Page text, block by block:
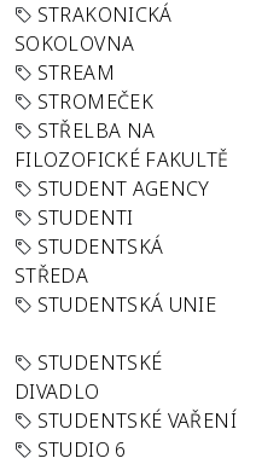
STRAKONICKÁ
SOKOLOVNA
STREAM
STROMEČEK
STŘELBA NA
FILOZOFICKÉ FAKULTĚ
STUDENT AGENCY
STUDENTI
STUDENTSKÁ
STŘEDA
STUDENTSKÁ UNIE
STUDENTSKÉ
DIVADLO
STUDENTSKÉ VAŘENÍ
STUDIO 6